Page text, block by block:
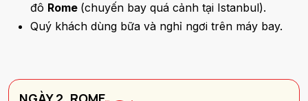
đô Rome (chuyến bay quá cảnh tại Istanbul).
Quý khách dùng bữa và nghỉ ngơi trên máy bay.